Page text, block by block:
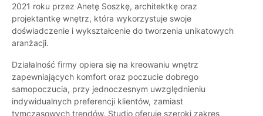
2021 roku przez Anetę Soszkę, architektkę oraz
projektantkę wnętrz, która wykorzystuje swoje
doświadczenie i wykształcenie do tworzenia unikatowych
aranżacji.
Działalność firmy opiera się na kreowaniu wnętrz
zapewniających komfort oraz poczucie dobrego
samopoczucia, przy jednoczesnym uwzględnieniu
indywidualnych preferencji klientów, zamiast
tymczasowych trendów. Studio oferuje szeroki zakres